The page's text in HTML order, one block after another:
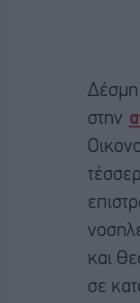
Δέσμη
στην
και
σε